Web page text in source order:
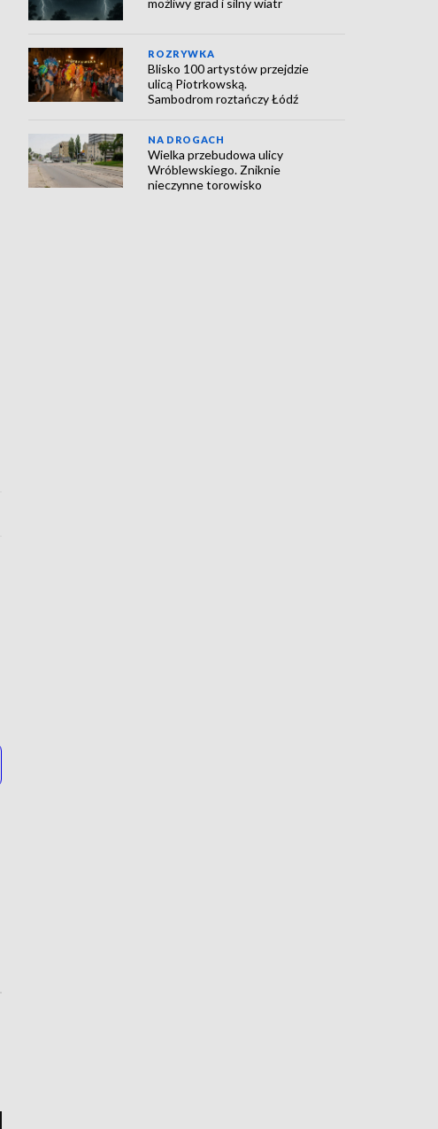
możliwy grad i silny wiatr
ROZRYWKA
Blisko 100 artystów przejdzie
ulicą Piotrkowską.
Sambodrom roztańczy Łódź
NA DROGACH
Wielka przebudowa ulicy
Wróblewskiego. Zniknie
nieczynne torowisko